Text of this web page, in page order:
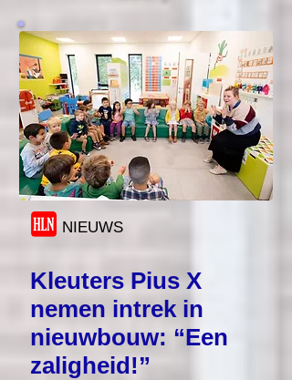
NIEUWS
Kleuters Pius X
nemen intrek in
nieuwbouw: “Een
zaligheid!”